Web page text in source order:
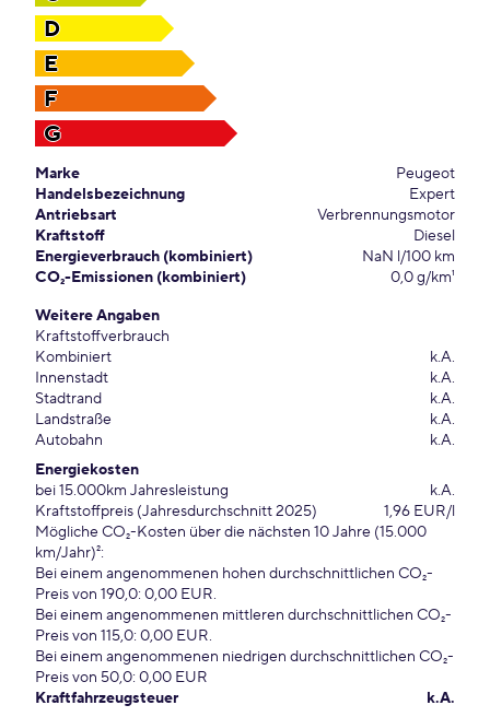
D
E
F
G
Marke
Peugeot
Handelsbezeichnung
Expert
Antriebsart
Verbrennungsmotor
Kraftstoff
Diesel
Energieverbrauch (kombiniert)
NaN l/100 km
CO₂-Emissionen (kombiniert)
0,0 g/km¹
Weitere Angaben
Kraftstoffverbrauch
Kombiniert
k.A.
Innenstadt
k.A.
Stadtrand
k.A.
Landstraße
k.A.
Autobahn
k.A.
Energiekosten
bei 15.000km Jahresleistung
k.A.
Kraftstoffpreis (Jahresdurchschnitt 2025)
1,96 EUR/l
Mögliche CO₂-Kosten über die nächsten 10 Jahre (15.000
km/Jahr)²:
Bei einem angenommenen hohen durchschnittlichen CO₂-
Preis von 190,0: 0,00 EUR.
Bei einem angenommenen mittleren durchschnittlichen CO₂-
Preis von 115,0: 0,00 EUR.
Bei einem angenommenen niedrigen durchschnittlichen CO₂-
Preis von 50,0: 0,00 EUR
Kraftfahrzeugsteuer
k.A.